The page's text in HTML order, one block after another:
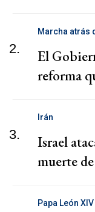
2.
Marcha atrás
El
reforma
3.
Irán
Israel
muerte
Papa León XIV